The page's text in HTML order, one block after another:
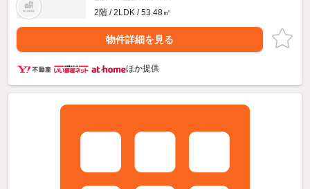
2階 / 2LDK / 53.48㎡
物件詳細を見る
ほか提供